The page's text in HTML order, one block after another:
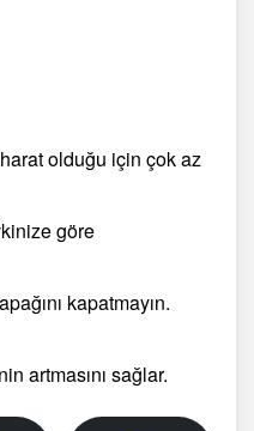
olduğu için çok az
göre
kapatmayın.
artmasını sağlar.